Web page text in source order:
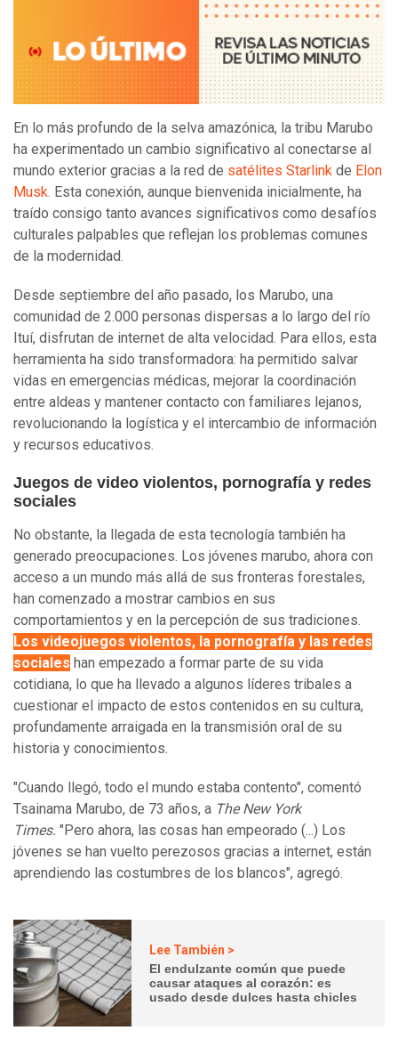
En lo más profundo de la selva amazónica, la tribu Marubo
ha experimentado un cambio significativo al conectarse al
mundo exterior gracias a la red de satélites Starlink de Elon
Musk. Esta conexión, aunque bienvenida inicialmente, ha
traído consigo tanto avances significativos como desafíos
culturales palpables que reflejan los problemas comunes
de la modernidad.
Desde septiembre del año pasado, los Marubo, una
comunidad de 2.000 personas dispersas a lo largo del río
Ituí, disfrutan de internet de alta velocidad. Para ellos, esta
herramienta ha sido transformadora: ha permitido salvar
vidas en emergencias médicas, mejorar la coordinación
entre aldeas y mantener contacto con familiares lejanos,
revolucionando la logística y el intercambio de información
y recursos educativos.
Juegos de video violentos, pornografía y redes
sociales
No obstante, la llegada de esta tecnología también ha
generado preocupaciones. Los jóvenes marubo, ahora con
acceso a un mundo más allá de sus fronteras forestales,
han comenzado a mostrar cambios en sus
comportamientos y en la percepción de sus tradiciones.
Los videojuegos violentos, la pornografía y las redes
sociales han empezado a formar parte de su vida
cotidiana, lo que ha llevado a algunos líderes tribales a
cuestionar el impacto de estos contenidos en su cultura,
profundamente arraigada en la transmisión oral de su
historia y conocimientos.
"Cuando llegó, todo el mundo estaba contento", comentó
Tsainama Marubo, de 73 años, a The New York
Times. "Pero ahora, las cosas han empeorado (...) Los
jóvenes se han vuelto perezosos gracias a internet, están
aprendiendo las costumbres de los blancos", agregó.
Lee También >
El endulzante común que puede
causar ataques al corazón: es
usado desde dulces hasta chicles